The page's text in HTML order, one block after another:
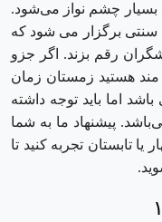
بسیار چشم ‌نواز می‌شود.
برگزار می شود که
رقم بزند. اگر جزو
هستید زمستان زمان
اما باید توجه داشته
پیشنهاد ما به شما
در فصل بهار یا تابستان تجربه کنید تا